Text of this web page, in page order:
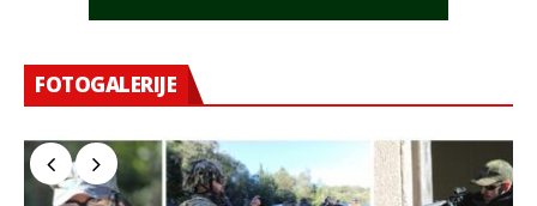
FOTOGALERIJE